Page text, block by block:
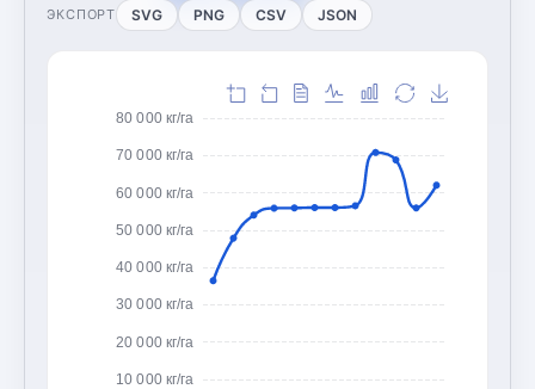
ЭКСПОРТ SVG PNG CSV JSON
10 000 кг/га
20 000 кг/га
30 000 кг/га
40 000 кг/га
50 000 кг/га
60 000 кг/га
70 000 кг/га
80 000 кг/га